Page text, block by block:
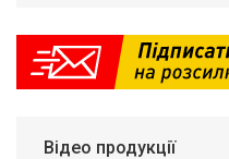
Відео продукції